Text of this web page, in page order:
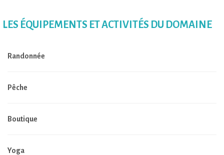
LES ÉQUIPEMENTS ET ACTIVITÉS DU DOMAINE
Randonnée
Pêche
Boutique
Yoga